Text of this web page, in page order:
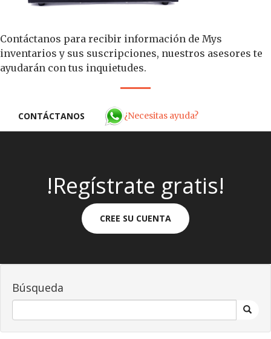
Contáctanos para recibir información de Mys
inventarios y sus suscripciones, nuestros asesores te
ayudarán con tus inquietudes.
CONTÁCTANOS ¿Necesitas ayuda?
!Regístrate gratis!
CREE SU CUENTA
Búsqueda